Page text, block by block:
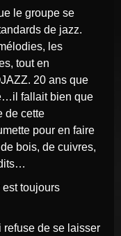
de jazz.
les
tout en
20 ans que
fallait bien que
de cette
pour en faire
bois, de cuivres,